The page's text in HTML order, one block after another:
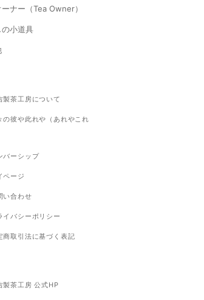
ナー（Tea Owner）
小道具
製茶工房について
の彼や此れや（あれやこれ
バーシップ
ページ
い合わせ
イバシーポリシー
商取引法に基づく表記
製茶工房 公式HP